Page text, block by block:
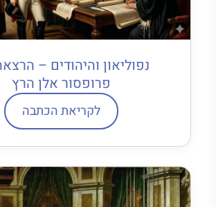
נפוליאון והיהודים –
פרופסור אלן הרץ
לקריאת הכתבה